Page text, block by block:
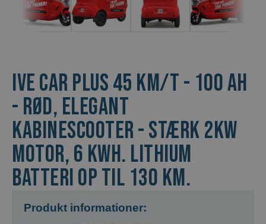
Ive Car Plus 45 km/t - 100 Ah
- Rød, Elegant
kabinescooter - Stærk 2kw
motor, 6 kWh. lithium
batteri op til 130 km.
Produkt informationer: